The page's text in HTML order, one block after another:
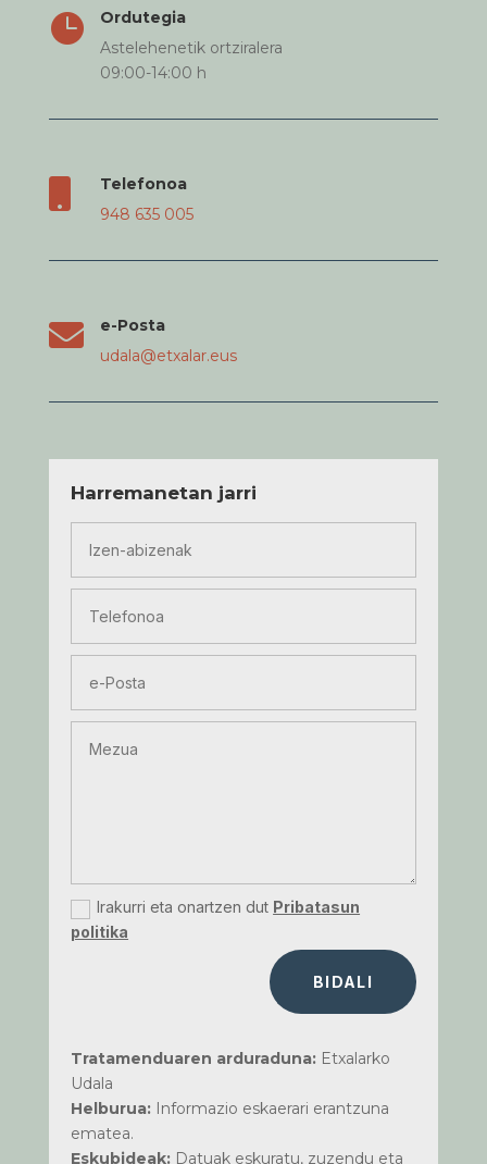

Ordutegia
Astelehenetik ortziralera
09:00-14:00 h
Telefonoa
948 635 005

e-Posta
udala@etxalar.eus
Harremanetan jarri
Irakurri eta onartzen dut Pribatasun
politika
BIDALI
Tratamenduaren arduraduna:Etxalarko
Udala
Helburua:Informazio eskaerari erantzuna
ematea.
Eskubideak:Datuak eskuratu, zuzendu eta